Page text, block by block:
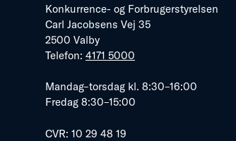
Konkurrence- og Forbrugerstyrelsen
Carl Jacobsens Vej 35
2500 Valby
Telefon: 4171 5000
Mandag–torsdag kl. 8:30–16:00
Fredag 8:30–15:00
CVR: 10 29 48 19